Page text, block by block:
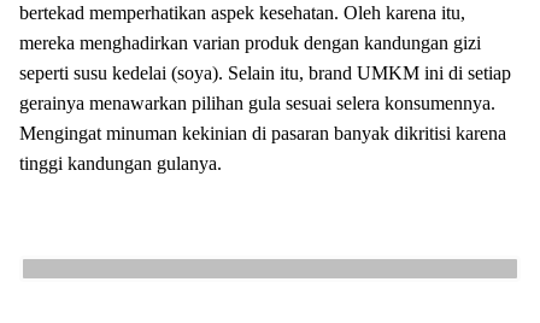
bertekad memperhatikan aspek kesehatan. Oleh karena itu,
mereka menghadirkan varian produk dengan kandungan gizi
seperti susu kedelai (soya). Selain itu, brand UMKM ini di setiap
gerainya menawarkan pilihan gula sesuai selera konsumennya.
Mengingat minuman kekinian di pasaran banyak dikritisi karena
tinggi kandungan gulanya.